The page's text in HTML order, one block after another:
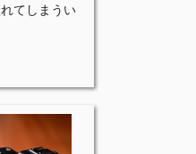
てしまうい